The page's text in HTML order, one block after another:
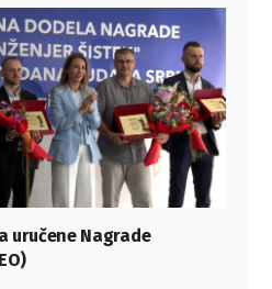
uručene Nagrade